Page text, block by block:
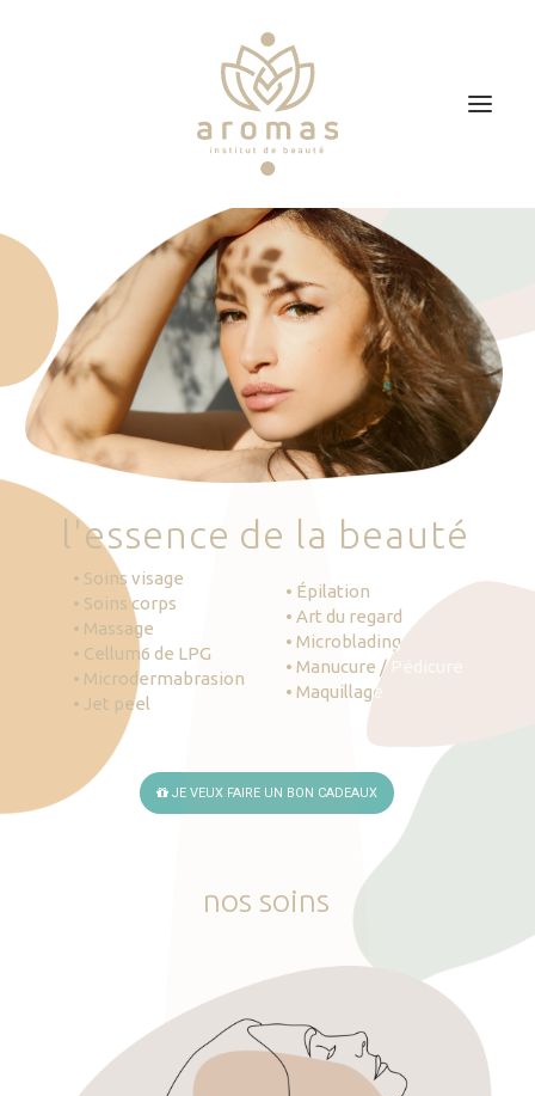
Soins
Je veux faire un bon cadeau
Plan d’accès
Prendre RDV
'essence de la beauté
• Soins visage
• Soins corps
• Massage
• Cellum6 de LPG
• Microdermabrasion
• Jet peel
• Épilation
• Art du regard
• Microblading
• Manucure / Pédicure
• Maquillage
JE VEUX FAIRE UN BON CADEAUX
nos soins